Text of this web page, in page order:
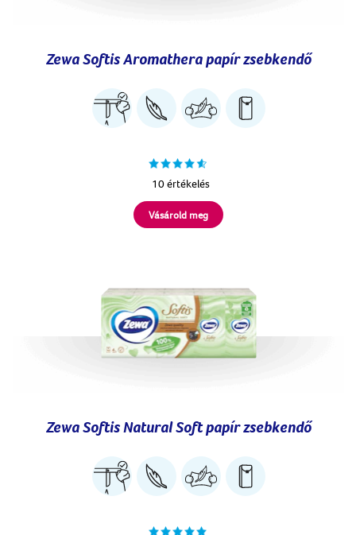
Zewa Softis Aromathera papír zsebkendő
10 értékelés
Vásárold meg
Zewa Softis Natural Soft papír zsebkendő